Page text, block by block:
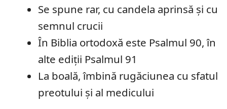
Se spune rar, cu candela aprinsă și cu
semnul crucii
În Biblia ortodoxă este Psalmul 90, în
alte ediții Psalmul 91
La boală, îmbină rugăciunea cu sfatul
preotului și al medicului